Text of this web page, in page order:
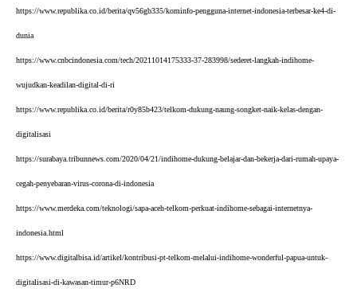
https://www.republika.co.id/berita/qv56gb335/kominfo-pengguna-internet-indonesia-terbesar-ke4-di-
dunia
https://www.cnbcindonesia.com/tech/20211014175333-37-283998/sederet-langkah-indihome-
wujudkan-keadilan-digital-di-ri
https://www.republika.co.id/berita/r0y85b423/telkom-dukung-naung-songket-naik-kelas-dengan-
digitalisasi
https://surabaya.tribunnews.com/2020/04/21/indihome-dukung-belajar-dan-bekerja-dari-rumah-upaya-
cegah-penyebaran-virus-corona-di-indonesia
https://www.merdeka.com/teknologi/sapa-aceh-telkom-perkuat-indihome-sebagai-internetnya-
indonesia.html
https://www.digitalbisa.id/artikel/kontribusi-pt-telkom-melalui-indihome-wonderful-papua-untuk-
digitalisasi-di-kawasan-timur-p6NRD